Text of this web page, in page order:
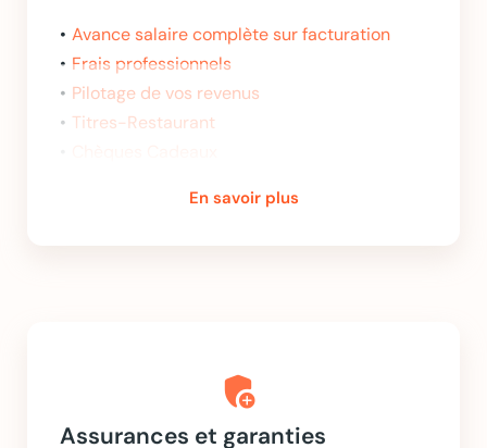
Avance salaire complète sur facturation
Frais professionnels
Pilotage de vos revenus
Titres-Restaurant
En savoir plus
add_moderator
Assurances et garanties